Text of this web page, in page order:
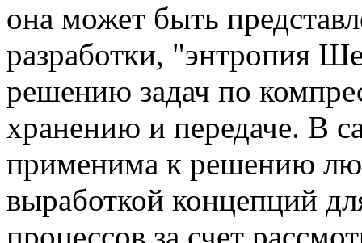
она может быть
разработки, "энтропия
решению задач по
хранению и передаче. В
применима к решению
выработкой концепций